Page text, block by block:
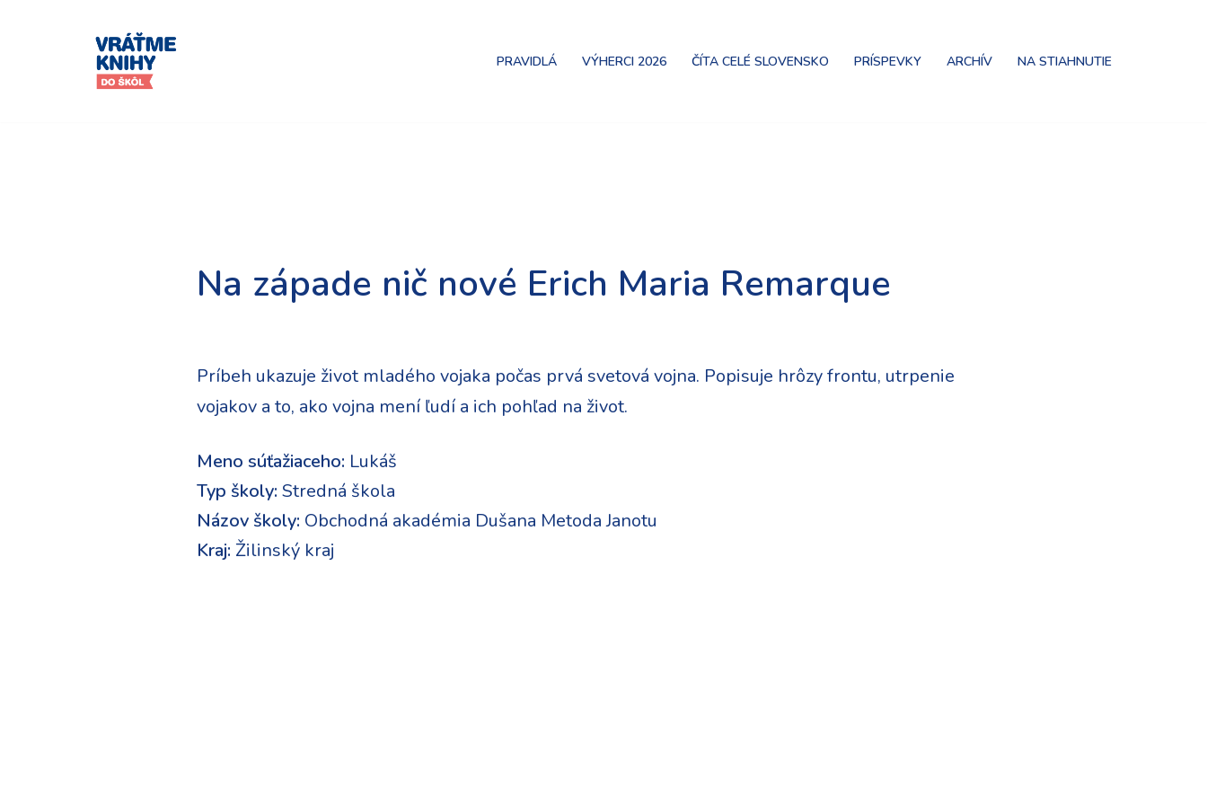
PRAVIDLÁ VÝHERCI 2026 ČÍTA CELÉ SLOVENSKO PRÍSPEVKY ARCHÍV NA STIAHNUTIE
Na západe nič nové Erich Maria Remarque
Príbeh ukazuje život mladého vojaka počas prvá svetová vojna. Popisuje hrôzy frontu, utrpenie
vojakov a to, ako vojna mení ľudí a ich pohľad na život.
Meno súťažiaceho: Lukáš
Typ školy: Stredná škola
Názov školy: Obchodná akadémia Dušana Metoda Janotu
Kraj: Žilinský kraj